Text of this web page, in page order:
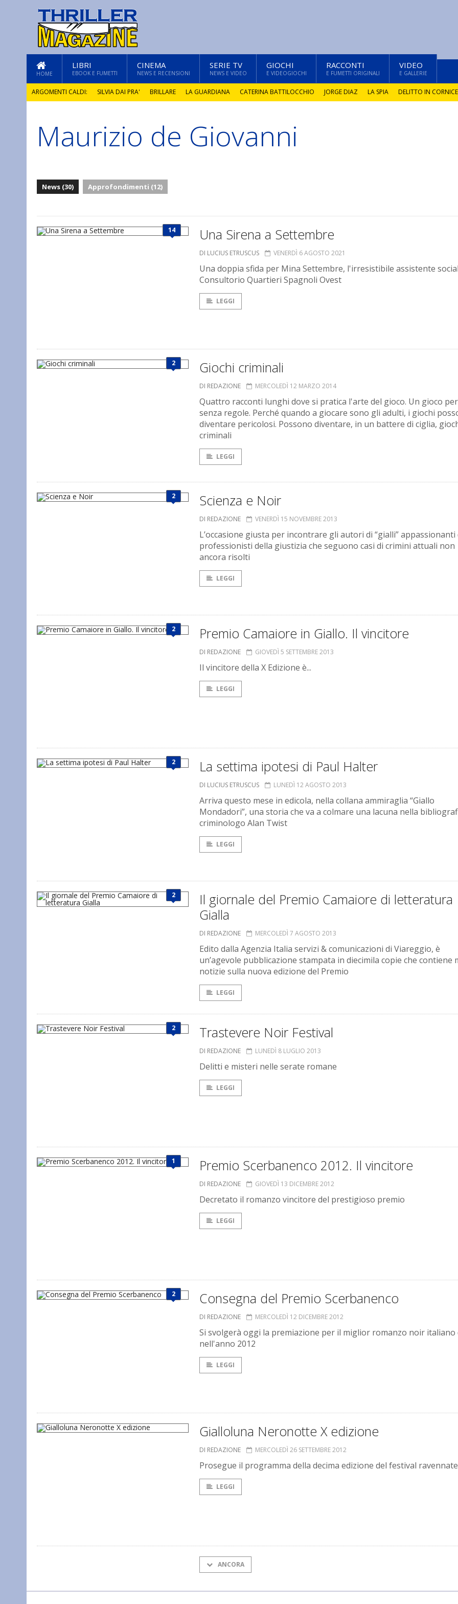
HOME
LIBRI
EBOOK E FUMETTI
CINEMA
NEWS E RECENSIONI
SERIE TV
NEWS E VIDEO
GIOCHI
E VIDEOGIOCHI
RACCONTI
E FUMETTI ORIGINALI
VIDEO
E GALLERIE
ARGOMENTI CALDI: SILVIA DAI PRA' BRILLARE LA GUARDIANA CATERINA BATTILOCCHIO JORGE DIAZ LA SPIA DELITTO IN CORNICE
Maurizio de Giovanni
News (30) Approfondimenti (12)
14 Una Sirena a Settembre
DI LUCIUS ETRUSCUS VENERDÌ 6 AGOSTO 2021
Una doppia sfida per Mina Settembre, l'irresistibile assistente
Consultorio Quartieri Spagnoli Ovest
LEGGI
2 Giochi criminali
DI REDAZIONE MERCOLEDÌ 12 MARZO 2014
Quattro racconti lunghi dove si pratica l'arte del gioco. Un gioco
senza regole. Perché quando a giocare sono gli adulti, i giochi
diventare pericolosi. Possono diventare, in un battere di ciglia,
criminali
LEGGI
2 Scienza e Noir
DI REDAZIONE VENERDÌ 15 NOVEMBRE 2013
L’occasione giusta per incontrare gli autori di “gialli” appassionanti
professionisti della giustizia che seguono casi di crimini attuali non
ancora risolti
LEGGI
2 Premio Camaiore in Giallo. Il vincitore
DI REDAZIONE GIOVEDÌ 5 SETTEMBRE 2013
Il vincitore della X Edizione è...
LEGGI
2 La settima ipotesi di Paul Halter
DI LUCIUS ETRUSCUS LUNEDÌ 12 AGOSTO 2013
Arriva questo mese in edicola, nella collana ammiraglia “Giallo
Mondadori”, una storia che va a colmare una lacuna nella
criminologo Alan Twist
LEGGI
2
Il giornale del Premio Camaiore di letteratura
Gialla
DI REDAZIONE MERCOLEDÌ 7 AGOSTO 2013
Edito dalla Agenzia Italia servizi & comunicazioni di Viareggio, è
un’agevole pubblicazione stampata in diecimila copie che contiene
notizie sulla nuova edizione del Premio
LEGGI
2 Trastevere Noir Festival
DI REDAZIONE LUNEDÌ 8 LUGLIO 2013
Delitti e misteri nelle serate romane
LEGGI
1 Premio Scerbanenco 2012. Il vincitore
DI REDAZIONE GIOVEDÌ 13 DICEMBRE 2012
Decretato il romanzo vincitore del prestigioso premio
LEGGI
2 Consegna del Premio Scerbanenco
DI REDAZIONE MERCOLEDÌ 12 DICEMBRE 2012
Si svolgerà oggi la premiazione per il miglior romanzo noir italiano
nell'anno 2012
LEGGI
Gialloluna Neronotte X edizione
DI REDAZIONE MERCOLEDÌ 26 SETTEMBRE 2012
Prosegue il programma della decima edizione del festival ravennate
LEGGI
ANCORA